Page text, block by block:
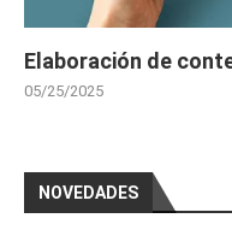
Elaboración de
05/25/2025
NOVEDADES